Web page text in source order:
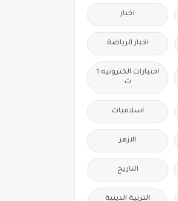
اخبار
اخبار الرياضة
اختبارات الكترونيه 1
ث
اسلاميات
الازهر
التاريخ
التربية الدينية